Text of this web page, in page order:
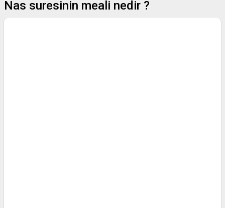
Nas suresinin meali nedir ?